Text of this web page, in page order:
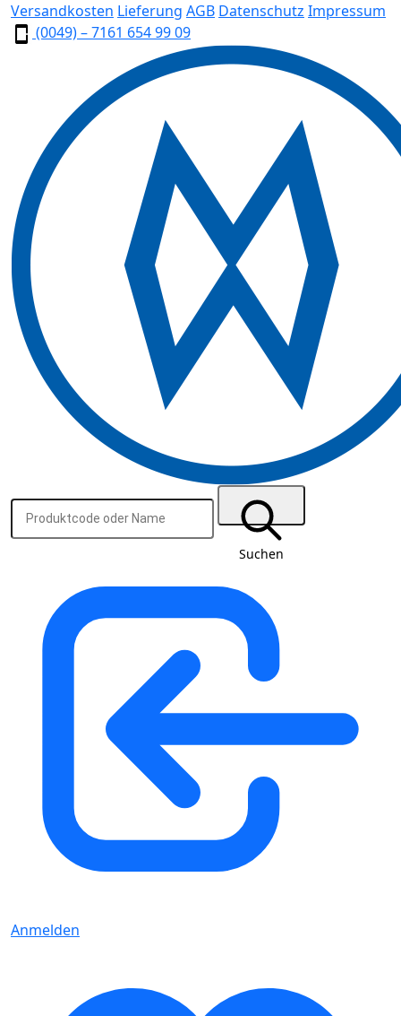
Versandkosten Lieferung AGB Datenschutz Impressum
(0049) – 7161 654 99 09
Suchen
Anmelden